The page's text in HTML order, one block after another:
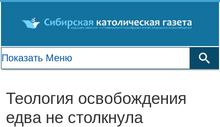
Теология освобождения
едва не столкнула